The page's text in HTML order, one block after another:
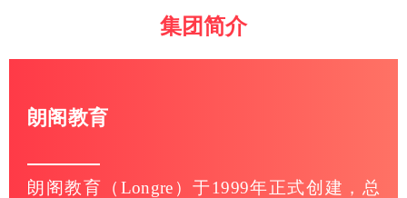
集团简介
朗阁教育
朗阁教育（Longre）于1999年正式创建，总